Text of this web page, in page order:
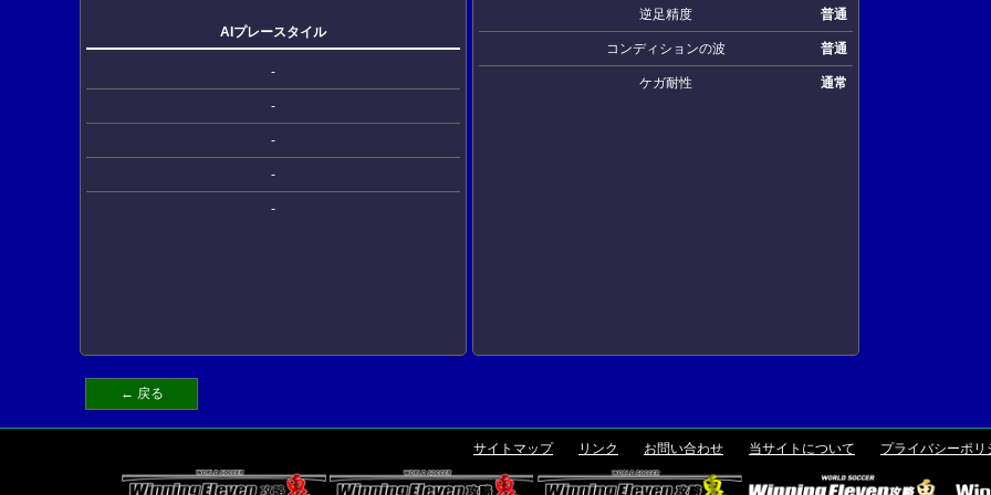
AIプレースタイル
-
-
-
-
-
普通
逆足精度
普通
コンディションの波
通常
ケガ耐性
← 戻る
サイトマップ リンク お問い合わせ 当サイトについて プライバシーポリ